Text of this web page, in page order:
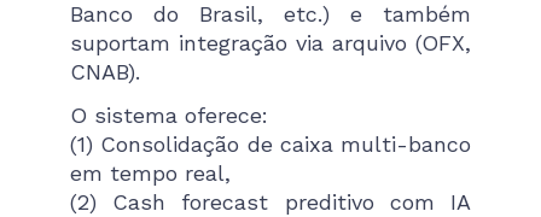
Banco do Brasil, etc.) e também
suportam integração via arquivo (OFX,
CNAB).
O sistema oferece:
(1) Consolidação de caixa multi-banco
em tempo real,
(2) Cash forecast preditivo com IA